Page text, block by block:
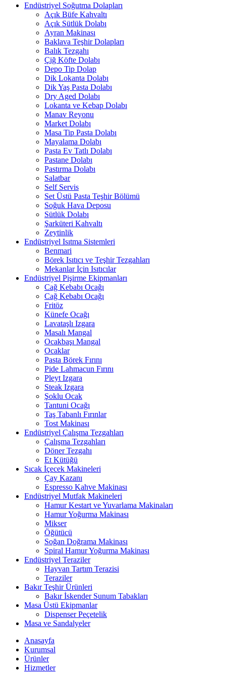
Endüstriyel Soğutma Dolapları
Açık Büfe Kahvaltı
Açık Sütlük Dolabı
Ayran Makinası
Baklava Teşhir Dolapları
Balık Tezgahı
Çiğ Köfte Dolabı
Depo Tip Dolap
Dik Lokanta Dolabı
Dik Yaş Pasta Dolabı
Dry Aged Dolabı
Lokanta ve Kebap Dolabı
Manav Reyonu
Market Dolabı
Masa Tip Pasta Dolabı
Mayalama Dolabı
Pasta Ev Tatlı Dolabı
Pastane Dolabı
Pastırma Dolabı
Salatbar
Self Servis
Set Üstü Pasta Teşhir Bölümü
Soğuk Hava Deposu
Sütlük Dolabı
Şarküteri Kahvaltı
Zeytinlik
Endüstriyel Isıtma Sistemleri
Benmari
Börek Isıtıcı ve Teşhir Tezgahları
Mekanlar İçin Isıtıcılar
Endüstriyel Pişirme Ekipmanları
Cağ Kebabı Ocağı
Cağ Kebabı Ocağı
Fritöz
Künefe Ocağı
Lavataşlı Izgara
Masalı Mangal
Ocakbaşı Mangal
Ocaklar
Pasta Börek Fırını
Pide Lahmacun Fırını
Pleyt Izgara
Steak Izgara
Şoklu Ocak
Tantuni Ocağı
Taş Tabanlı Fırınlar
Tost Makinası
Endüstriyel Çalışma Tezgahları
Çalışma Tezgahları
Döner Tezgahı
Et Kütüğü
Sıcak İçecek Makineleri
Çay Kazanı
Espresso Kahve Makinası
Endüstriyel Mutfak Makineleri
Hamur Kestart ve Yuvarlama Makinaları
Hamur Yoğurma Makinası
Mikser
Öğütücü
Soğan Doğrama Makinası
Spiral Hamur Yoğurma Makinası
Endüstriyel Teraziler
Hayvan Tartım Terazisi
Teraziler
Bakır Teşhir Ürünleri
Bakır İskender Sunum Tabakları
Masa Üstü Ekipmanlar
Dispenser Peçetelik
Masa ve Sandalyeler
Anasayfa
Kurumsal
Ürünler
Hizmetler